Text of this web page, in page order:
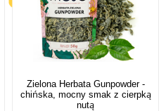
Zielona Herbata Gunpowder -
chińska, mocny smak z cierpką
nutą